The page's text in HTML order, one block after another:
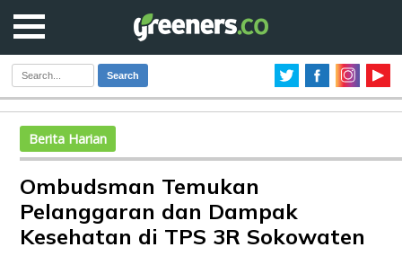
Search
Berita Harian
Ombudsman Temukan
Pelanggaran dan Dampak
Kesehatan di TPS 3R Sokowaten